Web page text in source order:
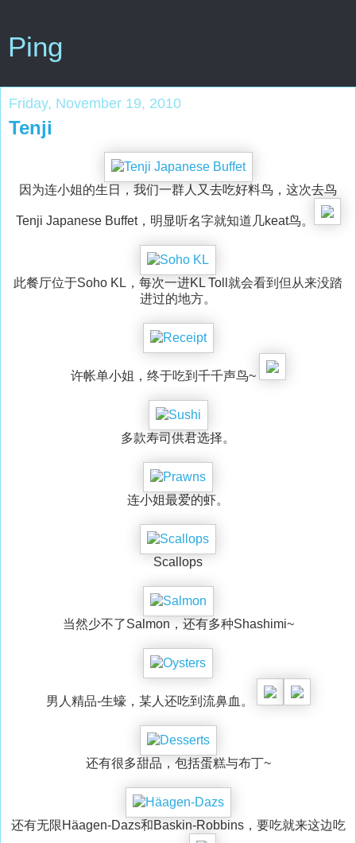
Ping
Friday, November 19, 2010
Tenji
因为连小姐的生日，我们一群人又去吃好料鸟，这次去鸟
Tenji Japanese Buffet，明显听名字就知道几keat鸟。
此餐厅位于Soho KL，每次一进KL Toll就会看到但从来没踏
进过的地方。
许帐单小姐，终于吃到千千声鸟~
多款寿司供君选择。
连小姐最爱的虾。
Scallops
当然少不了Salmon，还有多种Shashimi~
男人精品-生蠔，某人还吃到流鼻血。
还有很多甜品，包括蛋糕与布丁~
还有无限Häagen-Dazs和Baskin-Robbins，要吃就来这边吃